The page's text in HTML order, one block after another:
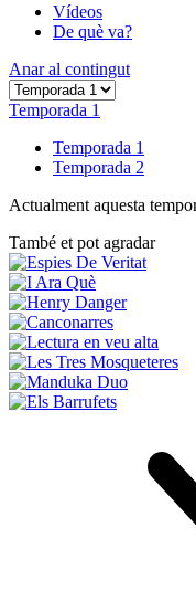
Vídeos
De què va?
Anar al contingut
Temporada 1
Temporada 1
Temporada 2
Actualment aquesta
També et pot agradar